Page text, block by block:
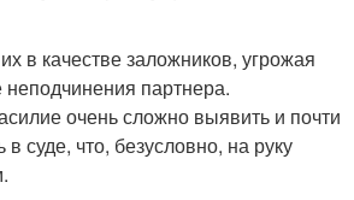
в качестве заложников, угрожая
неподчинения партнера.
очень сложно выявить и почти
в суде, что, безусловно, на руку